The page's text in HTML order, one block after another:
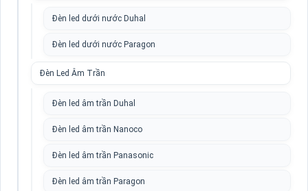
Đèn led dưới nước Duhal
Đèn led dưới nước Paragon
Đèn Led Âm Trần
Đèn led âm trần Duhal
Đèn led âm trần Nanoco
Đèn led âm trần Panasonic
Đèn led âm trần Paragon